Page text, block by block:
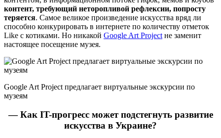
контент, требующий неторопливой рефлексии, попросту
теряется. Самое великое произведение искусства вряд ли
способно конкурировать в интернете по количеству отметок
Like с котиками. Но никакой Google Art Project не заменит
настоящее посещение музея.
Google Art Project предлагает виртуальные экскурсии по
музеям
— Как IT-прогресс может подстегнуть развитие
искусства в Украине?